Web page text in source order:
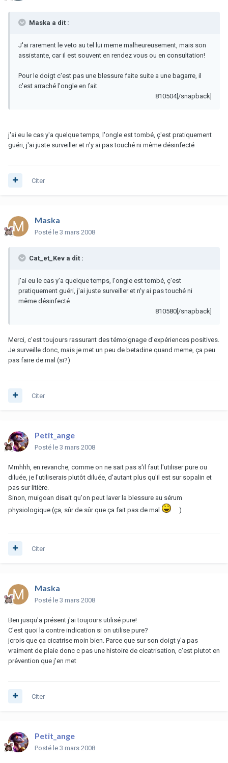
Maska a dit :
J'ai rarement le veto au tel lui meme malheureusement, mais son
assistante, car il est souvent en rendez vous ou en consultation!
Pour le doigt c'est pas une blessure faite suite a une bagarre, il
c'est arraché l'ongle en fait
810504[/snapback]
j'ai eu le cas y'a quelque temps, l'ongle est tombé, ç'est pratiquement
guéri, j'ai juste surveiller et n'y ai pas touché ni même désinfecté
Citer
Maska
Posté le 3 mars 2008
Cat_et_Kev a dit :
j'ai eu le cas y'a quelque temps, l'ongle est tombé, ç'est
pratiquement guéri, j'ai juste surveiller et n'y ai pas touché ni
même désinfecté
810580[/snapback]
Merci, c'est toujours rassurant des témoignage d'expériences positives.
Je surveille donc, mais je met un peu de betadine quand meme, ça peu
pas faire de mal (si?)
Citer
Petit_ange
Posté le 3 mars 2008
Mmhhh, en revanche, comme on ne sait pas s'il faut l'utiliser pure ou
diluée, je l'utiliserais plutôt diluée, d'autant plus qu'il est sur sopalin et
pas sur litière.
Sinon, muigoan disait qu'on peut laver la blessure au sérum
physiologique (ça, sûr de sûr que ça fait pas de mal
)
Citer
Maska
Posté le 3 mars 2008
Ben jusqu'a présent j'ai toujours utilisé pure!
C'est quoi la contre indication si on utilise pure?
jcrois que ça cicatrise moin bien. Parce que sur son doigt y'a pas
vraiment de plaie donc c pas une histoire de cicatrisation, c'est plutot en
prévention que j'en met
Citer
Petit_ange
Posté le 3 mars 2008